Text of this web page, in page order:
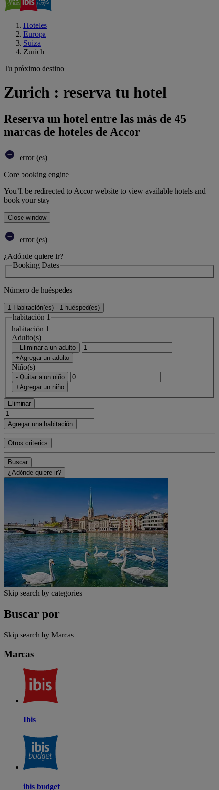
Hoteles
Europa
Suiza
Zurich
Tu próximo destino
Zurich : reserva tu hotel
Reserva un hotel entre las más de 45
marcas de hoteles de Accor
error (es)
Core booking engine
You’ll be redirected to Accor website to view available hotels and
book your stay
Close window
error (es)
¿Adónde quiere ir?
Booking Dates
Número de huéspedes
1 Habitación(es) - 1 huésped(es)
habitación 1
habitación 1
Adulto(s)
- Eliminar a un adulto
+Agregar un adulto
Niño(s)
- Quitar a un niño
+Agregar un niño
Eliminar
Agregar una habitación
Otros criterios
Buscar
¿Adónde quiere ir?
Skip search by categories
Buscar por
Skip search by Marcas
Marcas
Ibis
ibis budget